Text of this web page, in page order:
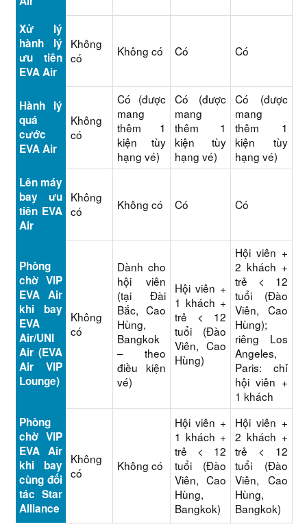
Xử lý
hành lý
ưu tiên
EVA Air
Không
có
Không có Có Có
Hành lý
quá
cước
EVA Air
Không
có
Có (được
mang
thêm 1
kiện tùy
hạng vé)
Có (được
mang
thêm 1
kiện tùy
hạng vé)
Có (được
mang
thêm 1
kiện tùy
hạng vé)
Lên máy
bay ưu
tiên EVA
Air
Không
có
Không có Có Có
Phòng
chờ VIP
EVA Air
khi bay
EVA
Air/UNI
Air (EVA
Air VIP
Lounge)
Không
có
Dành cho
hội viên
(tại Đài
Bắc, Cao
Hùng,
Bangkok
– theo
điều kiện
vé)
Hội viên +
1 khách +
trẻ < 12
tuổi (Đào
Viên, Cao
Hùng)
Hội viên +
2 khách +
trẻ < 12
tuổi (Đào
Viên, Cao
Hùng);
riêng Los
Angeles,
Paris: chỉ
hội viên +
1 khách
Phòng
chờ VIP
EVA Air
khi bay
cùng đối
tác Star
Alliance
Không
có
Không có
Hội viên +
1 khách +
trẻ < 12
tuổi (Đào
Viên, Cao
Hùng,
Bangkok)
Hội viên +
2 khách +
trẻ < 12
tuổi (Đào
Viên, Cao
Hùng,
Bangkok)